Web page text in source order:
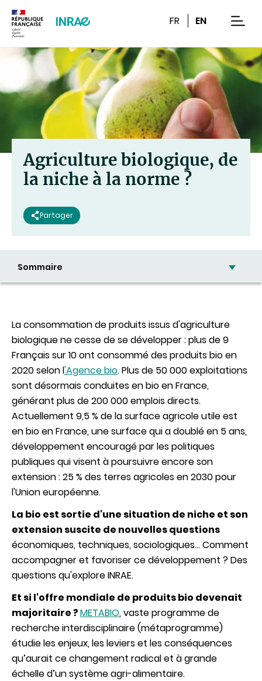
FR EN
Agriculture biologique, de
la niche à la norme ?
Partager
Sommaire
La consommation de produits issus d'agriculture
biologique ne cesse de se développer : plus de 9
Français sur 10 ont consommé des produits bio en
2020 selon l'Agence bio. Plus de 50 000 exploitations
sont désormais conduites en bio en France,
générant plus de 200 000 emplois directs.
Actuellement 9,5 % de la surface agricole utile est
en bio en France, une surface qui a doublé en 5 ans,
développement encouragé par les politiques
publiques qui visent à poursuivre encore son
extension : 25 % des terres agricoles en 2030 pour
l'Union européenne.
La bio est sortie d'une situation de niche et son
extension suscite de nouvelles questions
économiques, techniques, sociologiques... Comment
accompagner et favoriser ce développement ? Des
questions qu'explore INRAE.
Et si l'offre mondiale de produits bio devenait
majoritaire ?METABIO, vaste programme de
recherche interdisciplinaire (métaprogramme)
étudie les enjeux, les leviers et les conséquences
qu’aurait ce changement radical et à grande
échelle d’un système agri-alimentaire.